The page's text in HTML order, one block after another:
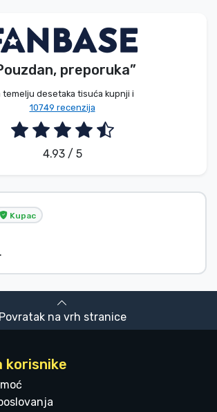
preporuka”
temelju desetaka tisuća kupnji i
10749 recenzija
4.93 / 5
Kupac
Povratak na vrh stranice
korisnike